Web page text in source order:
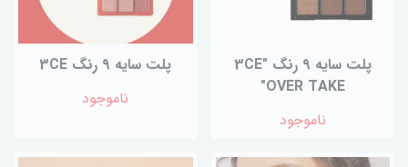
پلت سایه ۹ رنگ "3CE
"OVER TAKE
ناموجود
پلت سایه ۹ رنگ 3CE
ناموجود